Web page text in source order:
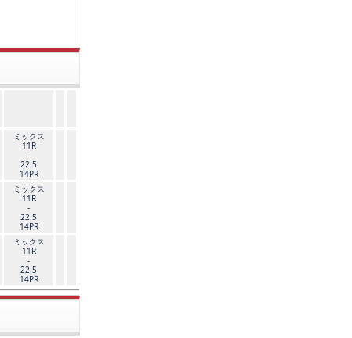
ミックス
11R
-
22.5
14PR
ミックス
11R
-
22.5
14PR
ミックス
11R
-
22.5
14PR